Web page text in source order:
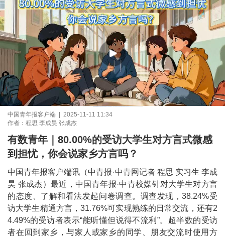
中国青年报客户端 | 2025-11-11 11:34
作者：程思 李成昊 张成杰
有数青年｜80.00%的受访大学生对方言式微感
到担忧，你会说家乡方言吗？
中国青年报客户端讯（中青报·中青网记者 程思 实习生 李成
昊 张成杰）最近，中国青年报·中青校媒针对大学生对方言
的态度、了解和看法发起问卷调查。调查发现，38.24%受
访大学生精通方言，31.76%可实现熟练的日常交流，还有2
4.49%的受访者表示“能听懂但说得不流利”。超半数的受访
者在回到家乡，与家人或家乡的同学、朋友交流时使用方